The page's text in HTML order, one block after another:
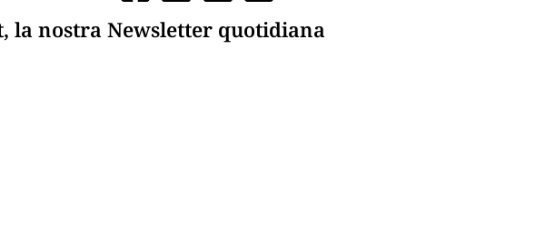
la nostra Newsletter quotidiana